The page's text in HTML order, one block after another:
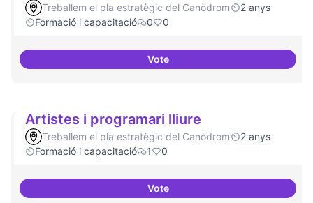
Treballem el pla estratègic del Canòdrom
2 anys
Formació i capacitació
0 0
VoteTenir un programa formatiu a
Artistes i programari lliure
Treballem el pla estratègic del Canòdrom
2 anys
Formació i capacitació
1 0
VoteArtistes i programari lliure